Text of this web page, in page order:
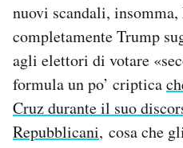
nuovi scandali,
completamente Trump
agli elettori di votare
formula un po’ criptica
Cruz durante il suo
Repubblicani, cosa che